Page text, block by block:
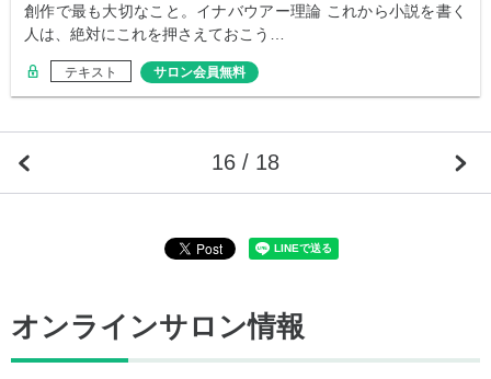
創作で最も大切なこと。イナバウアー理論 これから小説を書く
人は、絶対にこれを押さえておこう…
テキスト サロン会員無料
16 / 18
オンラインサロン情報